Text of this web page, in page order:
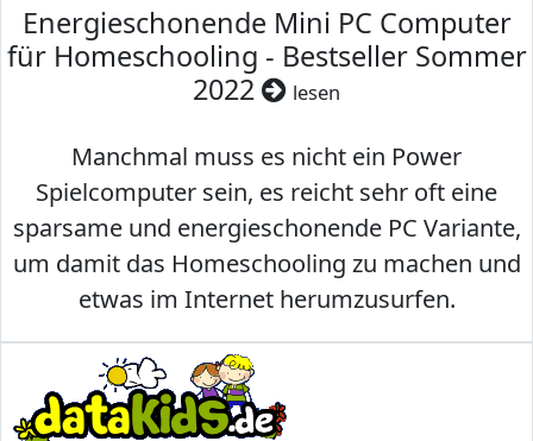
Energieschonende Mini PC Computer
für Homeschooling - Bestseller Sommer
2022
lesen
Manchmal muss es nicht ein Power
Spielcomputer sein, es reicht sehr oft eine
sparsame und energieschonende PC Variante,
um damit das Homeschooling zu machen und
etwas im Internet herumzusurfen.